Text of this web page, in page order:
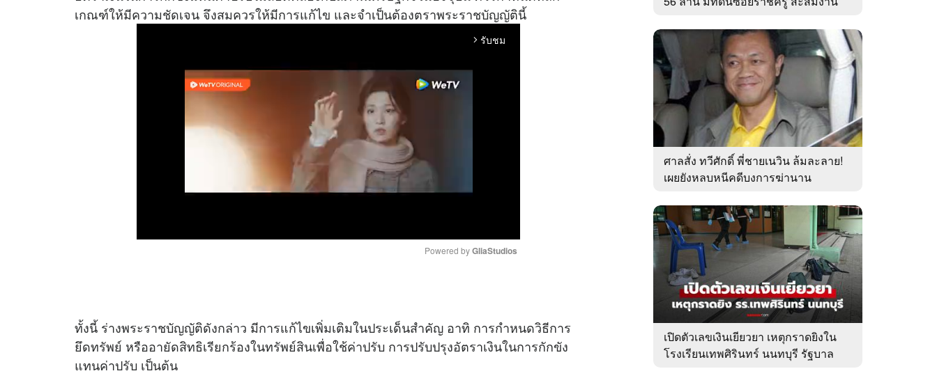
เกณฑ์ให้มีความชัดเจน จึงสมควรให้มีการแก้ไข และจำเป็นต้องตราพระราชบัญญัตินี้
arrow_forward_ios รับชม
t
e
Powered by GliaStudios
ทั้งนี้ ร่างพระราชบัญญัติดังกล่าว มีการแก้ไขเพิ่มเติมในประเด็นสำคัญ อาทิ การกำหนดวิธีการ
ยึดทรัพย์ หรืออายัดสิทธิเรียกร้องในทรัพย์สินเพื่อใช้ค่าปรับ การปรับปรุงอัตราเงินในการกักขัง
แทนค่าปรับ เป็นต้น
ศาลสั่ง ทวีศักดิ์ พี่ชายเนวิน ล้มละลาย!
เผยยังหลบหนีคดีบงการฆ่านาน
เปิดตัวเลขเงินเยียวยา เหตุกราดยิงใน
โรงเรียนเทพศิรินทร์ นนทบุรี รัฐบาล